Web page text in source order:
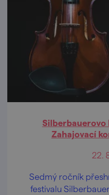
Silberbauerovo
Zahajovací
22.
Sedmý ročník
festivalu